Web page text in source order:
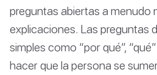
preguntas abiertas a menudo
explicaciones. Las preguntas
simples como “por qué”,
hacer que la persona se